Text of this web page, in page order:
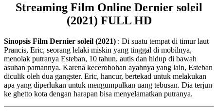
Streaming Film Online Dernier soleil
(2021) FULL HD
Sinopsis Film Dernier soleil (2021) : Di suatu tempat di timur laut
Prancis, Eric, seorang lelaki miskin yang tinggal di mobilnya,
menolak putranya Esteban, 10 tahun, autis dan hidup di bawah
asuhan pamannya. Karena kecerobohan ayahnya yang lain, Esteban
diculik oleh dua gangster. Eric, hancur, bertekad untuk melakukan
apa yang diperlukan untuk mengumpulkan uang tebusan. Dia terjun
ke ghetto kota dengan harapan bisa menyelamatkan putranya.